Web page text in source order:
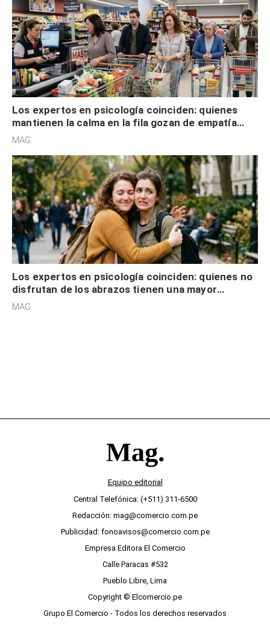
Los expertos en psicología coinciden: quienes
mantienen la calma en la fila gozan de empatía
cognitiva, gratitud y no solo tienen autocontrol
MAG.
Los expertos en psicología coinciden: quienes no
disfrutan de los abrazos tienen una mayor
sensibilidad a los estímulos físicos y no es por
MAG.
Equipo editorial
Central Telefónica: (+511) 311-6500
Redacción: mag@comercio.com.pe
Publicidad: fonoavisos@comercio.com.pe
Empresa Editora El Comercio
Calle Paracas #532
Pueblo Libre, Lima
Copyright © Elcomercio.pe
Grupo El Comercio - Todos los derechos reservados